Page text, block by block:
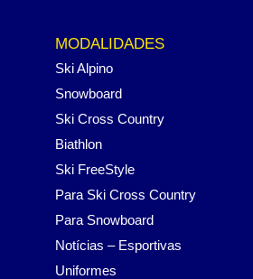
MODALIDADES
Ski Alpino
Snowboard
Ski Cross Country
Biathlon
Ski FreeStyle
Para Ski Cross Country
Para Snowboard
Notícias – Esportivas
Uniformes